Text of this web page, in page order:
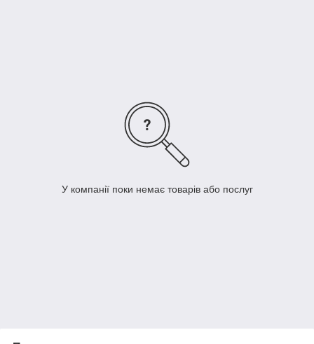
У компанії поки немає товарів або послуг